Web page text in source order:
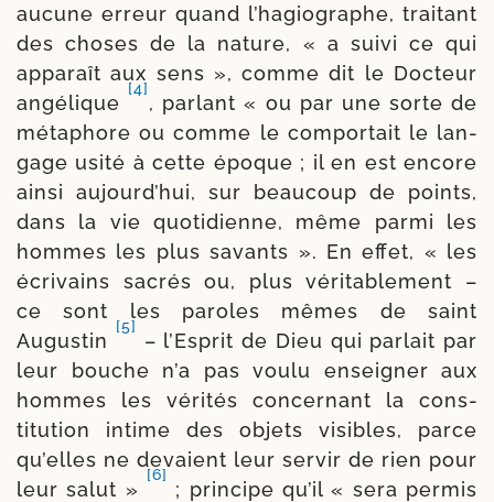
aucune erreur quand l’hagiographe, trai­tant
des choses de la nature, « a sui­vi ce qui
appa­raît aux sens », comme dit le Docteur
angé­lique
[4]
, par­lant « ou par une sorte de
méta­phore ou comme le com­por­tait le lan­
gage usi­té à cette époque ; il en est encore
ain­si aujourd’hui, sur beau­coup de points,
dans la vie quoti­dienne, même par­mi les
hommes les plus savants ». En effet, « les
écri­vains sacrés ou, plus véri­ta­ble­ment –
ce sont les paroles mêmes de saint
Augustin
[5]
– l’Esprit de Dieu qui par­lait par
leur bouche n’a pas vou­lu ensei­gner aux
hommes les véri­tés concer­nant la cons­
titution intime des objets visibles, parce
qu’elles ne devaient leur ser­vir de rien pour
leur salut »
[6]
; prin­cipe qu’il « sera per­mis